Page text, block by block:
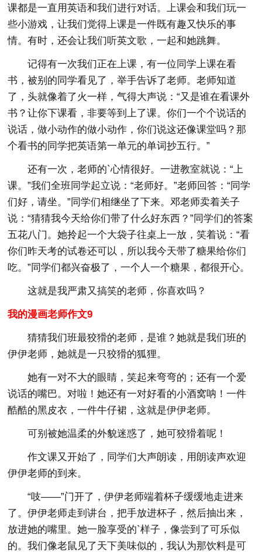
课都是一直用英语和我们进行对话。上课会和我们玩一
些小游戏，让我们觉得上课是一件既有趣又快乐的事
情。有时，还会让我们听英文歌，一起和她跳舞。
记得有一次我们正在上课，有一位同学上课在看
书，被别的同学看见了，举手告诉了老师。老师知道
了，头就像着了火一样，气得大声说：“又是谁在看课外
书？让你下课看，非要等到上了课。你们一个个说话的
说话，做小动作的做小动作，你们说这还像课堂吗？那
个看书的同学把英语第一单元的单词抄五行。”
还有一次，老师的`心情很好。一进教室就说：“上
课。”我们全班同学起立说：“老师好。”老师回答：“同学
们好，请坐。”同学们相继坐了下来。邓老师卖着关子
说：“猜猜我今天给你们带了什么好东西？”同学们的答案
五花八门。她拎起一个大袋子往桌上一放，笑着说：“看
你们昨天考的试卷还可以，所以我今天带了糖果给你们
吃。”同学们都兴奋极了，一个人一个糖果，都很开心。
这就是我严肃又搞笑的老师，你喜欢吗？
我的漫画老师作文9
猜猜我们班最狡猾的老师，是谁？她就是我们班的
伊伊老师，她就是一只狡猾的狐狸。
她有一对不大的眼睛，笑起来弯弯的；还有一个爱
说话的嘴巴。对啦！她还有一对好看的小酒窝呐！一件
酷酷的黑皮衣，一件牛仔裙，这就是伊伊老师。
可别被她温柔的外貌迷惑了，她可狡猾着呢！
作文课又开始了，同学们大声朗读，用朗读声欢迎
伊伊老师的到来。
“吱——”门开了，伊伊老师端着杯子缓缓地走进来
了。伊伊老师走到讲台，把手放进杯子，然后抽出来，
放进她的嘴里。她一脸享受的`样子，像尝到了可乐似
的。我们像老鼠见了天下美味似的，我认为那饮料是可